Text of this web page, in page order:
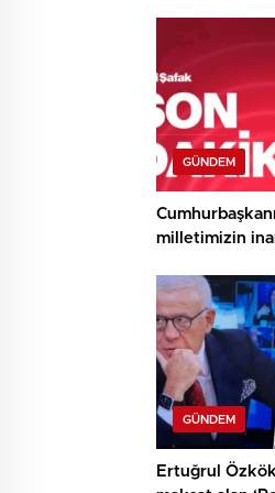
GÜNDEM
milletimizin
GÜNDEM
Ertuğrul